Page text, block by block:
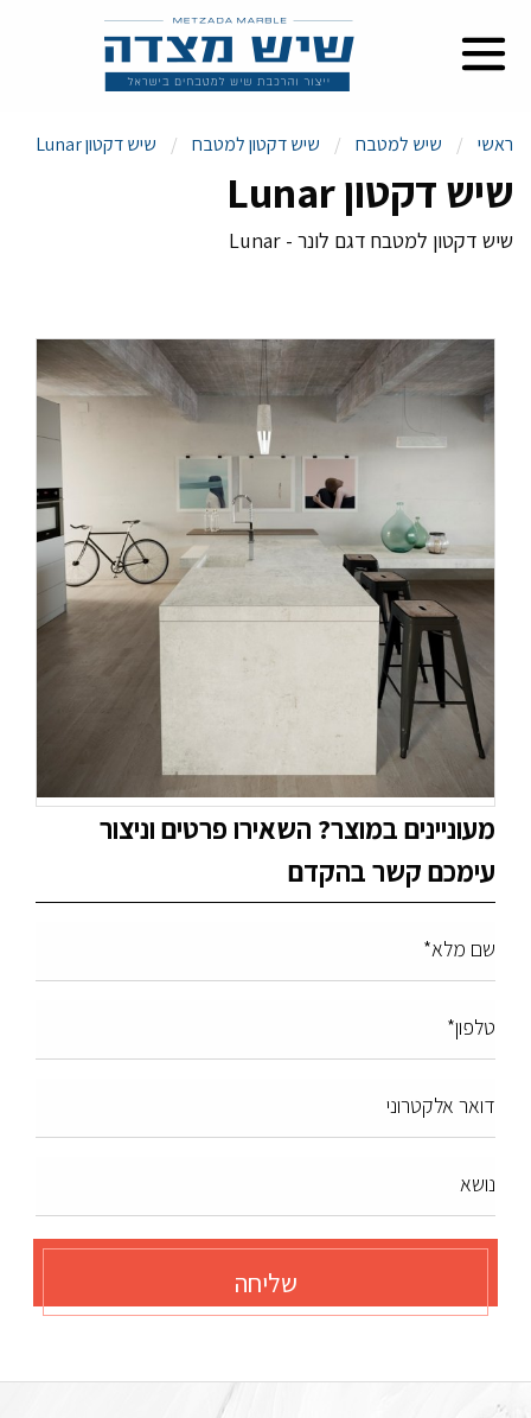
ראשי שיש למטבח שיש דקטון למטבח שיש דקטון Lunar
שיש דקטון Lunar
שיש דקטון למטבח דגם לונר - Lunar
מעוניינים במוצר? השאירו פרטים וניצור
עימכם קשר בהקדם
שם מלא*
טלפון*
דואר אלקטרוני
נושא
שליחה